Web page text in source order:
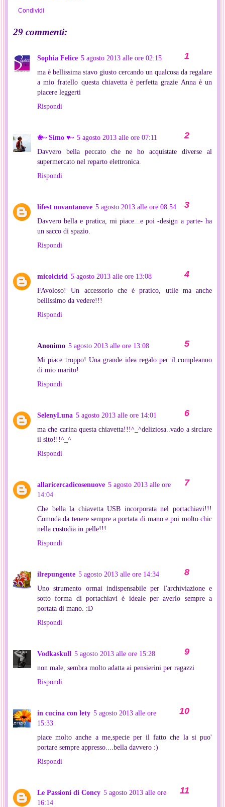
Condividi
29 commenti:
Sophia Felice 5 agosto 2013 alle ore 02:15
ma è bellissima stavo giusto cercando un qualcosa da regalare
a mio fratello questa chiavetta è perfetta grazie Anna è un
piacere leggerti
Rispondi
❀~ Simo ♥~ 5 agosto 2013 alle ore 07:11
Davvero bella peccato che ne ho acquistate diverse al
supermercato nel reparto elettronica.
Rispondi
lifest novantanove 5 agosto 2013 alle ore 08:54
Davvero bella e pratica, mi piace...e poi -design a parte- ha
un sacco di spazio.
Rispondi
micolcirid 5 agosto 2013 alle ore 13:08
FAvoloso! Un accessorio che è pratico, utile ma anche
bellissimo da vedere!!!
Rispondi
Anonimo 5 agosto 2013 alle ore 13:08
Mi piace troppo! Una grande idea regalo per il compleanno
di mio marito!
Rispondi
SelenyLuna 5 agosto 2013 alle ore 14:01
ma che carina questa chiavetta!!!^_^deliziosa..vado a sirciare
il sito!!!^_^
Rispondi
allaricercadicosenuove 5 agosto 2013 alle ore
14:04
Che bella la chiavetta USB incorporata nel portachiavi!!!
Comoda da tenere sempre a portata di mano e poi molto chic
nella custodia in pelle!!!
Rispondi
ilrepungente 5 agosto 2013 alle ore 14:34
Uno strumento ormai indispensabile per l'archiviazione e
sotto forma di portachiavi è ideale per averlo sempre a
portata di mano. :D
Rispondi
Vodkaskull 5 agosto 2013 alle ore 15:28
non male, sembra molto adatta ai pensierini per ragazzi
Rispondi
in cucina con lety 5 agosto 2013 alle ore
15:33
piace molto anche a me,specie per il fatto che la si puo'
portare sempre appresso....bella davvero :)
Rispondi
Le Passioni di Concy 5 agosto 2013 alle ore
16:14